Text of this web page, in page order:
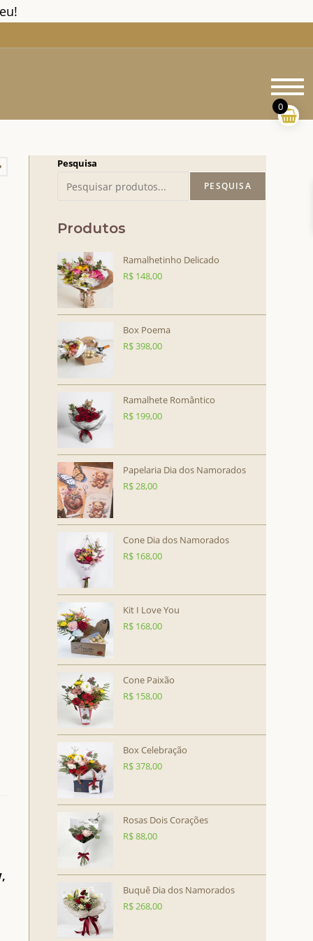
Pesquisa
PESQUISA
Produtos
Ramalhetinho Delicado
R$ 148,00
Box Poema
R$398,00
Ramalhete Romântico
R$ 199,00
Papelaria Dia dos Namorados
R$28,00
Cone Dia dos Namorados
R$ 168,00
Kit I Love You
R$ 168,00
Cone Paixão
R$ 158,00
Box Celebração
R$378,00
Rosas Dois Corações
R$88,00
Buquê Dia dos Namorados
R$268,00
0